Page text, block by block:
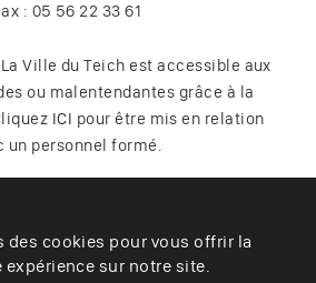
: 05 56 22 33 61
La Ville du Teich est accessible aux
ou malentendantes grâce à la
ICI pour être mis en relation
un personnel formé.
Vos données
Cookies
Accessibilité
cookies pour vous offrir la
expérience sur notre site.